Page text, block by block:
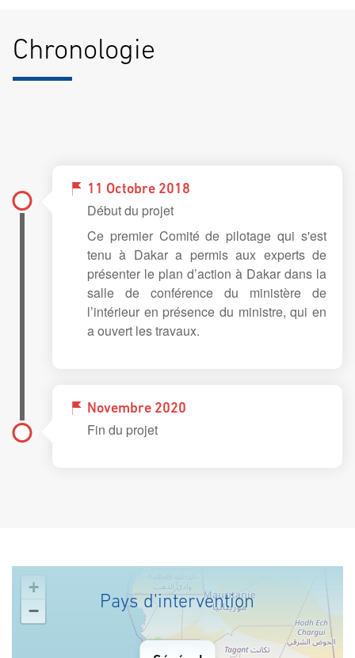
Chronologie
11 Octobre 2018
Début du projet
Ce premier Comité de pilotage qui s'est
tenu à Dakar a permis aux experts de
présenter le plan d’action à Dakar dans la
salle de conférence du ministère de
l’intérieur en présence du ministre, qui en
a ouvert les travaux.
Novembre 2020
Fin du projet
Pays d'intervention
+
−